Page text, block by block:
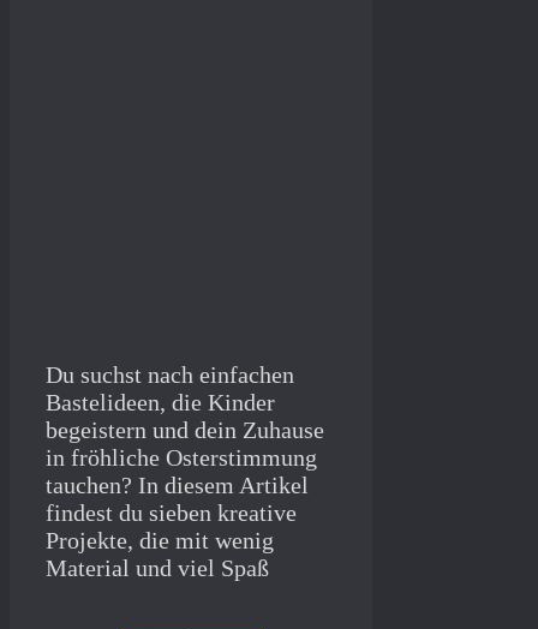
Du suchst nach einfachen
Bastelideen, die Kinder
begeistern und dein Zuhause
in fröhliche Osterstimmung
tauchen? In diesem Artikel
findest du sieben kreative
Projekte, die mit wenig
Material und viel Spaß